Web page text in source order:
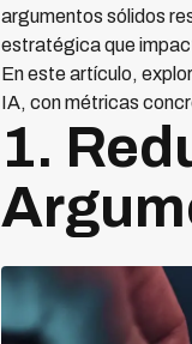
argumentos sólidos
estratégica que
En este artículo,
IA, con métricas
1.